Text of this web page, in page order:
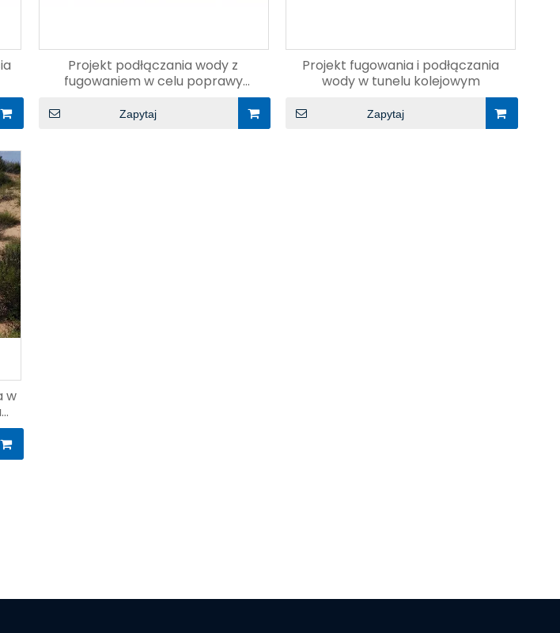
Projekt podłączania wody z
fugowaniem w celu poprawy
Zapytaj
Projekt fugowania i podłączania
wody w tunelu kolejowym
Zapytaj
w